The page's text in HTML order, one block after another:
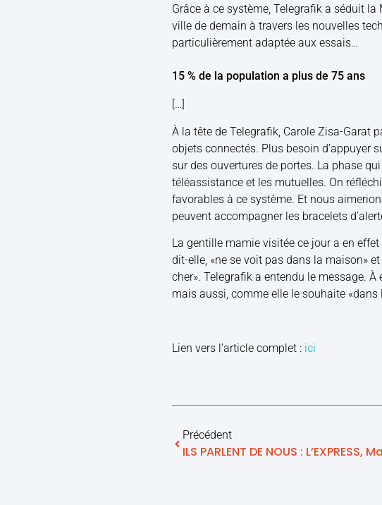
Grâce à ce système, Telegrafik a séduit
ville de demain à travers les nouvelles
particulièrement adaptée aux essais…
15 % de la population a plus de 75 ans
[…]
À la tête de Telegrafik, Carole Zisa-Garat
objets connectés. Plus besoin d’appuyer
sur des ouvertures de portes. La phase
téléassistance et les mutuelles. On
favorables à ce système. Et nous
peuvent accompagner les bracelets
La gentille mamie visitée ce jour a en
dit-elle, «ne se voit pas dans la maison»
cher». Telegrafik a entendu le message.
mais aussi, comme elle le souhaite «dans
Lien vers l’article complet : ici
Précédent